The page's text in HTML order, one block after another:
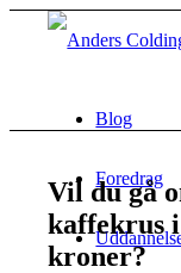
Blog
Foredrag
Vil du gå
kaffekrus
kroner?